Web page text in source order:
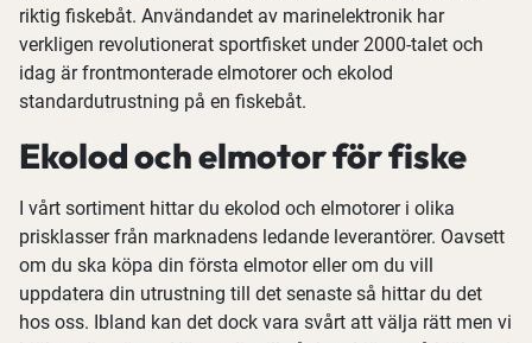
riktig fiskebåt. Användandet av marinelektronik har
verkligen revolutionerat sportfisket under 2000-talet och
idag är frontmonterade elmotorer och ekolod
standardutrustning på en fiskebåt.
Ekolod och elmotor för fiske
I vårt sortiment hittar du ekolod och elmotorer i olika
prisklasser från marknadens ledande leverantörer. Oavsett
om du ska köpa din första elmotor eller om du vill
uppdatera din utrustning till det senaste så hittar du det
hos oss. Ibland kan det dock vara svårt att välja rätt men vi